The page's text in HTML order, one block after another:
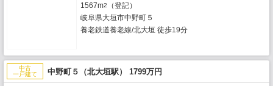
1567m2
（登記）
岐阜県大垣市中野町５
養老鉄道養老線/北大垣 徒歩19分
中古
一戸建て
中野町５（北大垣駅） 1799万円